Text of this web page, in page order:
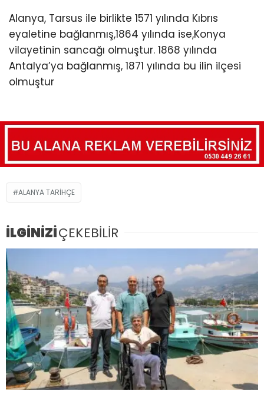
Alanya, Tarsus ile birlikte 1571 yılında Kıbrıs
eyaletine bağlanmış,1864 yılında ise,Konya
vilayetinin sancağı olmuştur. 1868 yılında
Antalya’ya bağlanmış, 1871 yılında bu ilin ilçesi
olmuştur
ALANYA TARIHÇE
İLGİNİZİÇEKEBİLİR